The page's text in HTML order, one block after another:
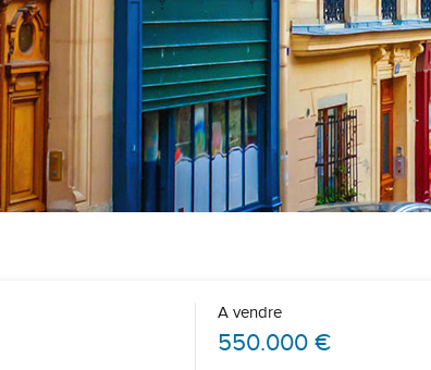
A vendre
550.000 €